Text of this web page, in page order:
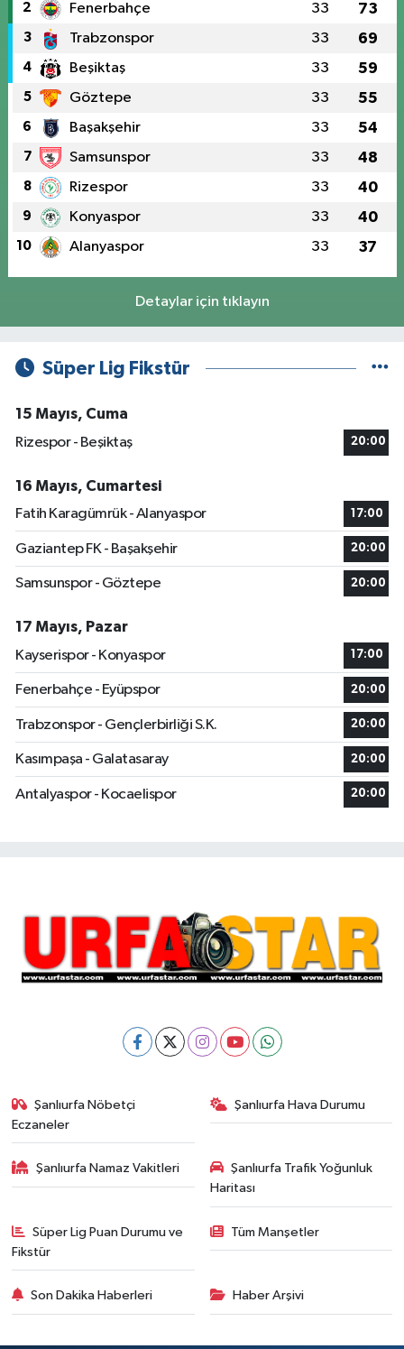
2 Fenerbahçe 33 73
3 Trabzonspor 33 69
4 Beşiktaş 33 59
5 Göztepe 33 55
6 Başakşehir 33 54
7 Samsunspor 33 48
8 Rizespor 33 40
9 Konyaspor 33 40
10 Alanyaspor 33 37
Detaylar için tıklayın
Süper Lig Fikstür
15 Mayıs, Cuma
Rizespor - Beşiktaş
20:00
16 Mayıs, Cumartesi
Fatih Karagümrük - Alanyaspor
17:00
Gaziantep FK - Başakşehir 20:00
Samsunspor - Göztepe 20:00
17 Mayıs, Pazar
Kayserispor - Konyaspor
17:00
Fenerbahçe - Eyüpspor 20:00
Trabzonspor - Gençlerbirliği S.K. 20:00
Kasımpaşa - Galatasaray 20:00
Antalyaspor - Kocaelispor 20:00
Şanlıurfa Nöbetçi
Eczaneler
Şanlıurfa Hava Durumu
Şanlıurfa Namaz Vakitleri
Şanlıurfa Trafik Yoğunluk
Haritası
Süper Lig Puan Durumu ve
Fikstür
Tüm Manşetler
Son Dakika Haberleri Haber Arşivi